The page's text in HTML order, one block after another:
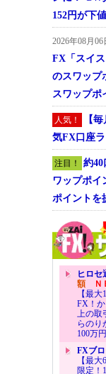
152円が下
2026年08月
FX「スイ
のスワップ
スワップ
人気！
【
気FX口座ラ
注目！
約40
ワップポイ
ポイントを
ヒロセ
額Ｎ
【最
FX！
上の取
らのり
100万
FXブ
【最
限定！